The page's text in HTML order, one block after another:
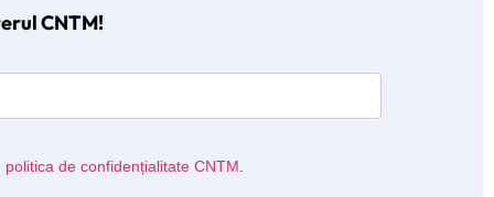
CNTM!
politica de confidențialitate CNTM